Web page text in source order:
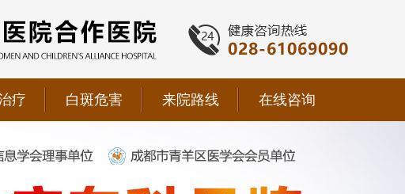
疗 白斑危害 来院路线 在线咨询